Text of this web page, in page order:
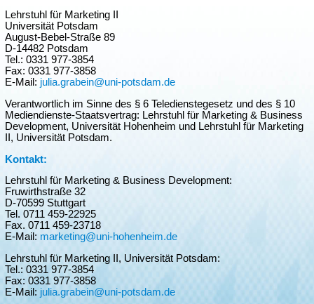
Lehrstuhl für Marketing II
Universität Potsdam
August-Bebel-Straße 89
D-14482 Potsdam
Tel.: 0331 977-3854
Fax: 0331 977-3858
E-Mail: julia.grabein@uni-potsdam.de
Verantwortlich im Sinne des § 6 Teledienstegesetz und des § 10
Mediendienste-Staatsvertrag: Lehrstuhl für Marketing & Business
Development, Universität Hohenheim und Lehrstuhl für Marketing
II, Universität Potsdam.
Kontakt:
Lehrstuhl für Marketing & Business Development:
Fruwirthstraße 32
D-70599 Stuttgart
Tel. 0711 459-22925
Fax. 0711 459-23718
E-Mail: marketing@uni-hohenheim.de
Lehrstuhl für Marketing II, Universität Potsdam:
Tel.: 0331 977-3854
Fax: 0331 977-3858
E-Mail: julia.grabein@uni-potsdam.de